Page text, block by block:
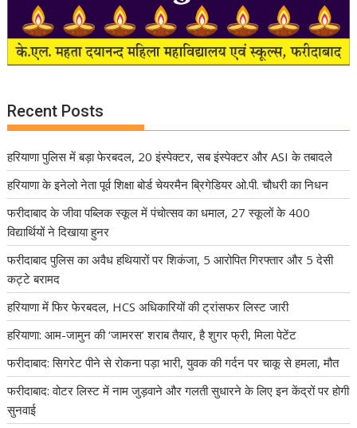
Recent Posts
हरियाणा पुलिस में बड़ा फेरबदल, 20 इंस्पेक्टर, सब इंस्पेक्टर और ASI के तबादले
हरियाणा के इनेलो नेता पूर्व शिक्षा बोर्ड चेयरमैन ब्रिगेडियर ओ.पी. चौधरी का निधन
फरीदाबाद के जीवा पब्लिक स्कूल में पंचोत्सव का धमाल, 27 स्कूलों के 400
विद्यार्थियों ने दिखाया हुनर
फरीदाबाद पुलिस का अवैध हथियारों पर शिकंजा, 5 आरोपित गिरफ्तार और 5 देसी
कट्टे बरामद
हरियाणा में फिर फेरबदल, HCS अधिकारियों की ट्रांसफर लिस्ट जारी
हरियाणा: आम-जामुन की ‘जामरस’ शराब तैयार, है शुगर फ्री, मिला पेटेंट
फरीदाबाद: सिगरेट पीने से रोकना पड़ा भारी, युवक की गर्दन पर चाकू से हमला, मौत
फरीदाबाद: वोटर लिस्ट में नाम जुड़वाने और गलती सुधारने के लिए इन केंद्रों पर होगी
सुनवाई